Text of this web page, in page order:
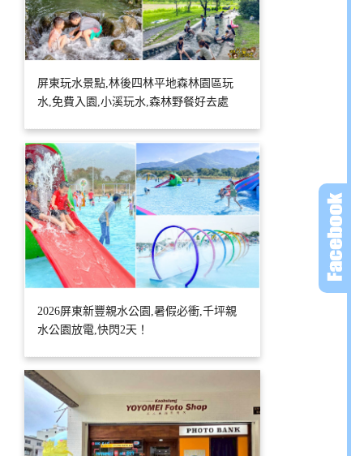
屏東玩水景點,林後四林平地森林園區玩
水,免費入園,小溪玩水,森林野餐好去處
2026屏東新豐親水公園,暑假必衝,千坪親
水公園放電,快閃2天！